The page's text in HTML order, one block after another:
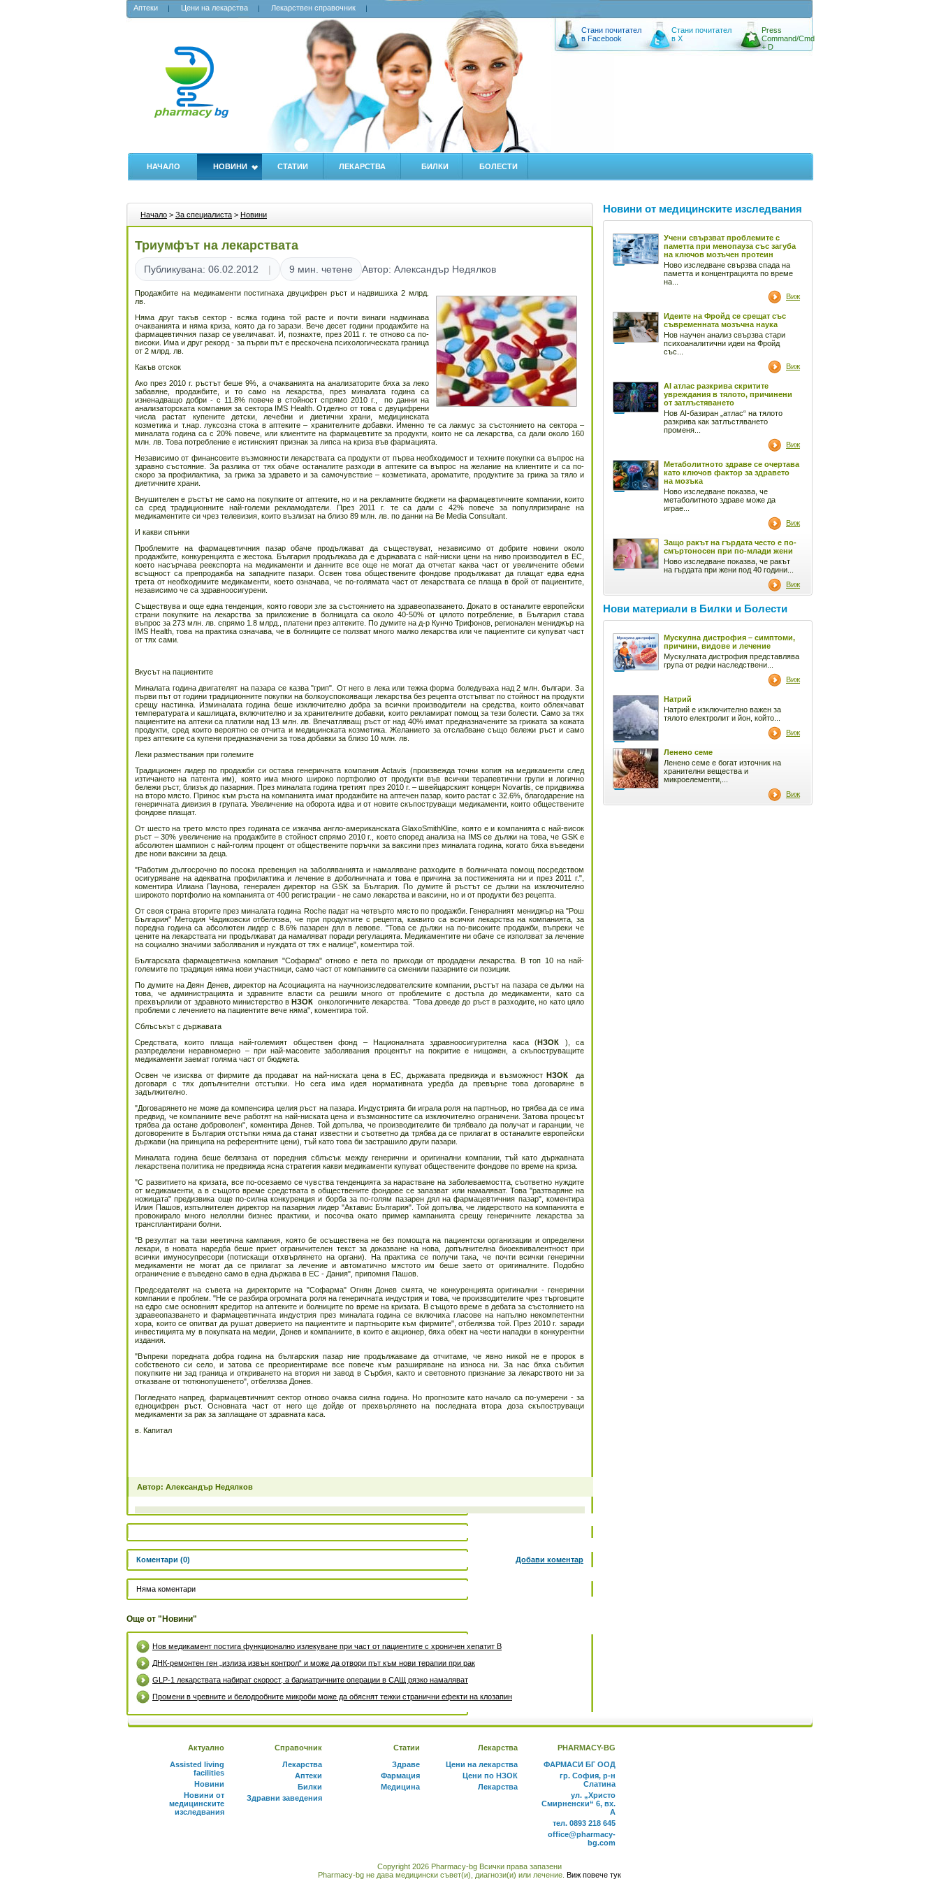
Аптеки Цени на лекарства Лекарствен справочник
Стани почитател
в Facebook
Стани почитател
в X
Press
Command/Cmd
+ D
НАЧАЛО НОВИНИ СТАТИИ ЛЕКАРСТВА БИЛКИ БОЛЕСТИ
Начало > За специалиста > Новини
Триумфът на лекарствата
Публикувана: 06.02.2012 9 мин. четене Автор: Александър Недялков
Продажбите на медикаменти постигнаха двуцифрен ръст и надвишиха 2 млрд.
лв.
Няма друг такъв сектор - всяка година той расте и почти винаги надминава
очакванията и няма криза, която да го зарази. Вече десет години продажбите на
фармацевтичния пазар се увеличават. И, познахте, през 2011 г. те отново са по-
високи. Има и друг рекорд - за първи път е прескочена психологическата граница
от 2 млрд. лв.
Какъв отскок
Ако през 2010 г. ръстът беше 9%, а очакванията на анализаторите бяха за леко
забавяне, продажбите, и то само на лекарства, през миналата година са
изненадващо добри - с 11.8% повече в стойност спрямо 2010 г., по данни на
анализаторската компания за сектора IMS Health. Отделно от това с двуцифрени
числа растат купените детски, лечебни и диетични храни, медицинската
козметика и т.нар. луксозна стока в аптеките – хранителните добавки. Именно те са лакмус за състоянието на сектора –
миналата година са с 20% повече, или клиентите на фармацевтите за продукти, които не са лекарства, са дали около 160
млн. лв. Това потребление е истинският признак за липса на криза във фармацията.
Независимо от финансовите възможности лекарствата са продукти от първа необходимост и техните покупки са въпрос на
здравно състояние. За разлика от тях обаче останалите разходи в аптеките са въпрос на желание на клиентите и са по-
скоро за профилактика, за грижа за здравето и за самочувствие – козметиката, ароматите, продуктите за грижа за тяло и
диетичните храни.
Внушителен е ръстът не само на покупките от аптеките, но и на рекламните бюджети на фармацевтичните компании, които
са сред традиционните най-големи рекламодатели. През 2011 г. те са дали с 42% повече за популяризиране на
медикаментите си чрез телевизия, които възлизат на близо 89 млн. лв. по данни на Be Media Consultant.
И какви спънки
Проблемите на фармацевтичния пазар обаче продължават да съществуват, независимо от добрите новини около
продажбите, конкуренцията е жестока. България продължава да е държавата с най-ниски цени на ниво производител в ЕС,
което насърчава реекспорта на медикаменти и данните все още не могат да отчетат каква част от увеличените обеми
всъщност са препродажба на западните пазари. Освен това обществените фондове продължават да плащат едва една
трета от необходимите медикаменти, което означава, че по-голямата част от лекарствата се плаща в брой от пациентите,
независимо че са здравноосигурени.
Съществува и още една тенденция, която говори зле за състоянието на здравеопазването. Докато в останалите европейски
страни покупките на лекарства за приложение в болницата са около 40-50% от цялото потребление, в България става
въпрос за 273 млн. лв. спрямо 1.8 млрд., платени през аптеките. По думите на д-р Кунчо Трифонов, регионален мениджър на
IMS Health, това на практика означава, че в болниците се ползват много малко лекарства или че пациентите си купуват част
от тях сами.
Вкусът на пациентите
Миналата година двигателят на пазара се казва "грип". От него в лека или тежка форма боледуваха над 2 млн. българи. За
първи път от години традиционните покупки на болкоуспокояващи лекарства без рецепта отстъпват по стойност на продукти
срещу настинка. Изминалата година беше изключително добра за всички производители на средства, които облекчават
температурата и кашлицата, включително и за хранителните добавки, които рекламират помощ за тези болести. Само за тях
пациентите на аптеки са платили над 13 млн. лв. Впечатляващ ръст от над 40% имат предназначените за грижата за кожата
продукти, сред които вероятно се отчита и медицинската козметика. Желанието за отслабване също бележи ръст и само
през аптеките са купени предназначени за това добавки за близо 10 млн. лв.
Леки размествания при големите
Традиционен лидер по продажби си остава генеричната компания Actavis (произвежда точни копия на медикаменти след
изтичането на патента им), която има много широко портфолио от продукти във всички терапевтични групи и логично
бележи ръст, близък до пазарния. През миналата година третият през 2010 г. – швейцарският концерн Novartis, се придвижва
на второ място. Принос към ръста на компанията имат продажбите на аптечен пазар, които растат с 32.6%, благодарение на
генеричната дивизия в групата. Увеличение на оборота идва и от новите скъпоструващи медикаменти, които обществените
фондове плащат.
От шесто на трето място през годината се изкачва англо-американската GlaxoSmithKline, която е и компанията с най-висок
ръст – 30% увеличение на продажбите в стойност спрямо 2010 г., което според анализа на IMS се дължи на това, че GSK e
абсолютен шампион с най-голям процент от обществените поръчки за ваксини през миналата година, когато бяха въведени
две нови ваксини за деца.
"Работим дългосрочно по посока превенция на заболяванията и намаляване разходите в болничната помощ посредством
осигуряване на адекватна профилактика и лечение в доболничната и това е причина за постиженията ни и през 2011 г.",
коментира Илиана Паунова, генерален директор на GSK за България. По думите й ръстът се дължи на изключително
широкото портфолио на компанията от 400 регистрации - не само лекарства и ваксини, но и от продукти без рецепта.
От своя страна вторите през миналата година Roche падат на четвърто място по продажби. Генералният мениджър на "Рош
България" Методия Чадиковски отбелязва, че при продуктите с рецепта, каквито са всички лекарства на компанията, за
поредна година са абсолютен лидер с 8.6% пазарен дял в левове. "Това се дължи на по-високите продажби, въпреки че
цените на лекарствата ни продължават да намаляват поради регулацията. Медикаментите ни обаче се използват за лечение
на социално значими заболявания и нуждата от тях е налице", коментира той.
Българската фармацевтична компания "Софарма" отново е пета по приходи от продадени лекарства. В топ 10 на най-
големите по традиция няма нови участници, само част от компаниите са сменили пазарните си позиции.
По думите на Деян Денев, директор на Асоциацията на научноизследователските компании, ръстът на пазара се дължи на
това, че администрацията и здравните власти са решили много от проблемите с достъпа до медикаменти, като са
прехвърлили от здравното министерство вНЗОК онкологичните лекарства. "Това доведе до ръст в разходите, но като цяло
проблеми с лечението на пациентите вече няма", коментира той.
Сблъсъкът с държавата
Средствата, които плаща най-големият обществен фонд – Националната здравноосигурителна каса (НЗОК ), са
разпределени неравномерно – при най-масовите заболявания процентът на покритие е нищожен, а скъпоструващите
медикаменти заемат голяма част от бюджета.
Освен че изисква от фирмите да продават на най-ниската цена в ЕС, държавата предвижда и възможност НЗОК
да
договаря с тях допълнителни отстъпки. Но сега има идея нормативната уредба да превърне това договаряне в
задължително.
"Договарянето не може да компенсира целия ръст на пазара. Индустрията би играла роля на партньор, но трябва да се има
предвид, че компаниите вече работят на най-ниската цена и възможностите са изключително ограничени. Затова процесът
трябва да остане доброволен", коментира Денев. Той допълва, че производителите би трябвало да получат и гаранции, че
договорените в България отстъпки няма да станат известни и съответно да трябва да се прилагат в останалите европейски
държави (на принципа на референтните цени), тъй като това би застрашило други пазари.
Миналата година беше белязана от поредния сблъсък между генерични и оригинални компании, тъй като държавната
лекарствена политика не предвижда ясна стратегия какви медикаменти купуват обществените фондове по време на криза.
"С развитието на кризата, все по-осезаемо се чувства тенденцията за нарастване на заболеваемостта, съответно нуждите
от медикаменти, а в същото време средствата в обществените фондове се запазват или намаляват. Това "разтваряне на
ножицата" предизвика още по-силна конкуренция и борба за по-голям пазарен дял на фармацевтичния пазар", коментира
Илия Пашов, изпълнителен директор на пазарния лидер "Актавис България". Той допълва, че лидерството на компанията е
провокирало много нелоялни бизнес практики, и посочва окато пример кампанията срещу генеричните лекарства за
трансплантирани болни.
"В резултат на тази неетична кампания, която бе осъществена не без помощта на пациентски организации и определени
лекари, в новата наредба беше приет ограничителен текст за доказване на нова, допълнителна биоеквивалентност при
всички имуносупресори (потискащи отхвърлянето на органи). На практика се получи така, че почти всички генерични
медикаменти не могат да се прилагат за лечение и автоматично мястото им беше заето от оригиналните. Подобно
ограничение е въведено само в една държава в ЕС - Дания", припомня Пашов.
Председателят на съвета на директорите на "Софарма" Огнян Донев смята, че конкуренцията оригинални - генерични
компании е проблем. "Не се разбира огромната роля на генеричната индустрия и това, че производителите чрез търговците
на едро сме основният кредитор на аптеките и болниците по време на кризата. В същото време в дебата за състоянието на
здравеопазването и фармацевтичната индустрия през миналата година се включиха гласове на напълно некомпетентни
хора, които се опитват да рушат доверието на пациентите и партньорите към фирмите", отбелязва той. През 2010 г. заради
инвестицията му в покупката на медии, Донев и компаниите, в които е акционер, бяха обект на чести нападки в конкурентни
издания.
"Въпреки поредната добра година на българския пазар ние продължаваме да отчитаме, че явно никой не е пророк в
собственото си село, и затова се преориентираме все повече към разширяване на износа ни. За нас бяха събития
покупките ни зад граница и откриването на втория ни завод в Сърбия, както и световното признание за лекарството ни за
отказване от тютюнопушенето", отбелязва Донев.
Погледнато напред, фармацевтичният сектор отново очаква силна година. Но прогнозите като начало са по-умерени - за
едноцифрен ръст. Основната част от него ще дойде от прехвърлянето на последната втора доза скъпоструващи
медикаменти за рак за заплащане от здравната каса.
в. Капитал
Автор: Александър Недялков
Коментари (0) Добави коментар
Няма коментари
Още от "Новини"
Нов медикамент постига функционално излекуване при част от пациентите с хроничен хепатит B
ДНК-ремонтен ген „излиза извън контрол“ и може да отвори път към нови терапии при рак
GLP-1 лекарствата набират скорост, а бариатричните операции в САЩ рязко намаляват
Промени в чревните и белодробните микроби може да обяснят тежки странични ефекти на клозапин
Новини от медицинските изследвания
Учени свързват проблемите с
паметта при менопауза със загуба
на ключов мозъчен протеин
Ново изследване свързва спада на
паметта и концентрацията по време
на...
Виж
Идеите на Фройд се срещат със
съвременната мозъчна наука
Нов научен анализ свързва стари
психоаналитични идеи на Фройд
със...
Виж
AI атлас разкрива скритите
увреждания в тялото, причинени
от затлъстяването
Нов AI-базиран „атлас“ на тялото
разкрива как затлъстяването
променя...
Виж
Метаболитното здраве се очертава
като ключов фактор за здравето
на мозъка
Ново изследване показва, че
метаболитното здраве може да
играе...
Виж
Защо ракът на гърдата често е по-
смъртоносен при по-млади жени
Ново изследване показва, че ракът
на гърдата при жени под 40 години...
Виж
Нови материали в Билки и Болести
Мускулна дистрофия – симптоми,
причини, видове и лечение
Мускулната дистрофия представлява
група от редки наследствени...
Виж
Натрий
Натрий е изключително важен за
тялото електролит и йон, който...
Виж
Ленено семе
Ленено семе е богат източник на
хранителни вещества и
микроелементи,...
Виж
Актуално
Assisted living
facilities
Новини
Новини от
медицинските
изследвания
Справочник
Лекарства
Аптеки
Билки
Здравни заведения
Статии
Здраве
Фармация
Медицина
Лекарства
Цени на лекарства
Цени по НЗОК
Лекарства
PHARMACY-BG
ФАРМАСИ БГ ООД
гр. София, р-н
Слатина
ул. „Христо
Смирненски“ 6, вх.
А
тел. 0893 218 645
office@pharmacy-
bg.com
Copyright 2026 Pharmacy-bg Всички права запазени
Pharmacy-bg не дава медицински съвет(и), диагнози(и) или лечение. Виж повече тук